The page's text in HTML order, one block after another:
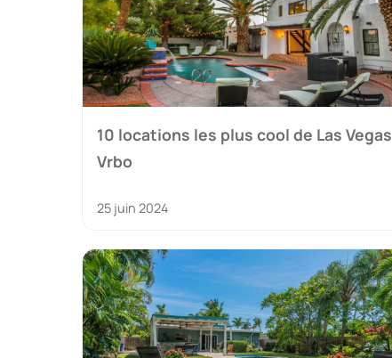
10 locations les plus cool de Las Vegas
Vrbo
25 juin 2024